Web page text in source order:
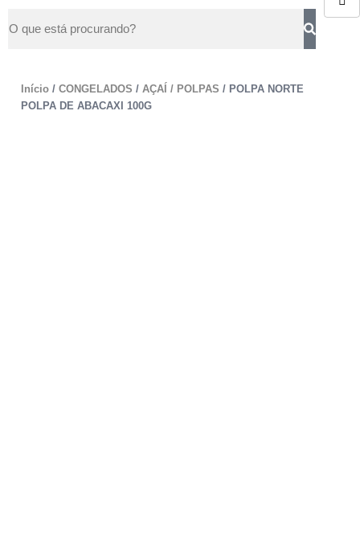
Início / CONGELADOS / AÇAÍ / POLPAS / POLPA NORTE
POLPA DE ABACAXI 100G